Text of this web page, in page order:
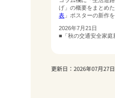
更新日：2026年07月27日